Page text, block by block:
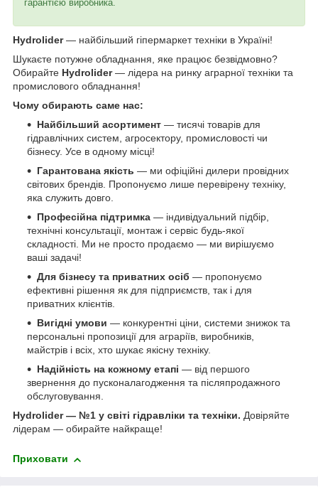
гарантією виробника.
Hydrolider— найбільший гіпермаркет техніки в Україні!
Шукаєте потужне обладнання, яке працює безвідмовно?
Обирайте Hydrolider— лідера на ринку аграрної техніки та
промислового обладнання!
Чому обирають саме нас:
Найбільший асортимент — тисячі товарів для
гідравлічних систем, агросектору, промисловості чи
бізнесу. Усе в одному місці!
Гарантована якість — ми офіційні дилери провідних
світових брендів. Пропонуємо лише перевірену техніку,
яка служить довго.
Професійна підтримка — індивідуальний підбір,
технічні консультації, монтаж і сервіс будь-якої
складності. Ми не просто продаємо — ми вирішуємо
ваші задачі!
Для бізнесу та приватних осіб — пропонуємо
ефективні рішення як для підприємств, так і для
приватних клієнтів.
Вигідні умови — конкурентні ціни, системи знижок та
персональні пропозиції для аграріїв, виробників,
майстрів і всіх, хто шукає якісну техніку.
Надійність на кожному етапі — від першого
звернення до пусконалагодження та післяпродажного
обслуговування.
Hydrolider — №1 у світі гідравліки та техніки. Довіряйте
лідерам — обирайте найкраще!
Приховати